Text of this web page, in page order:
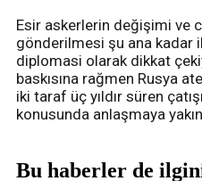
Esir askerlerin değişimi ve
gönderilmesi şu ana kadar
diplomasi olarak dikkat
baskısına rağmen Rusya
iki taraf üç yıldır süren
konusunda anlaşmaya
Bu haberler de